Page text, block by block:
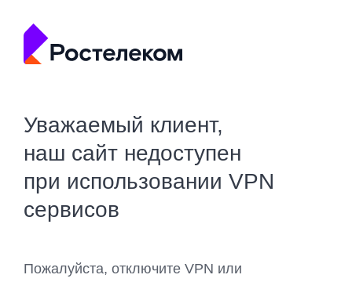
Уважаемый клиент,
наш сайт недоступен
при использовании VPN
сервисов
Пожалуйста, отключите VPN или